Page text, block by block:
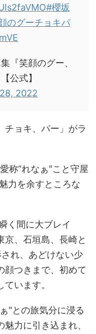
#櫻坂
のグーチョキパ
『笑顔のグー、
公式】
2022
チョキ、パー」がラ
称“れなぁ"こと守屋
力を余すところな
く間に大ブレイ
京、石垣島、長崎と
れ、あどけない少
顔つきまで、初めて
います。
"との旅気分に浸る
力に引き込まれ、